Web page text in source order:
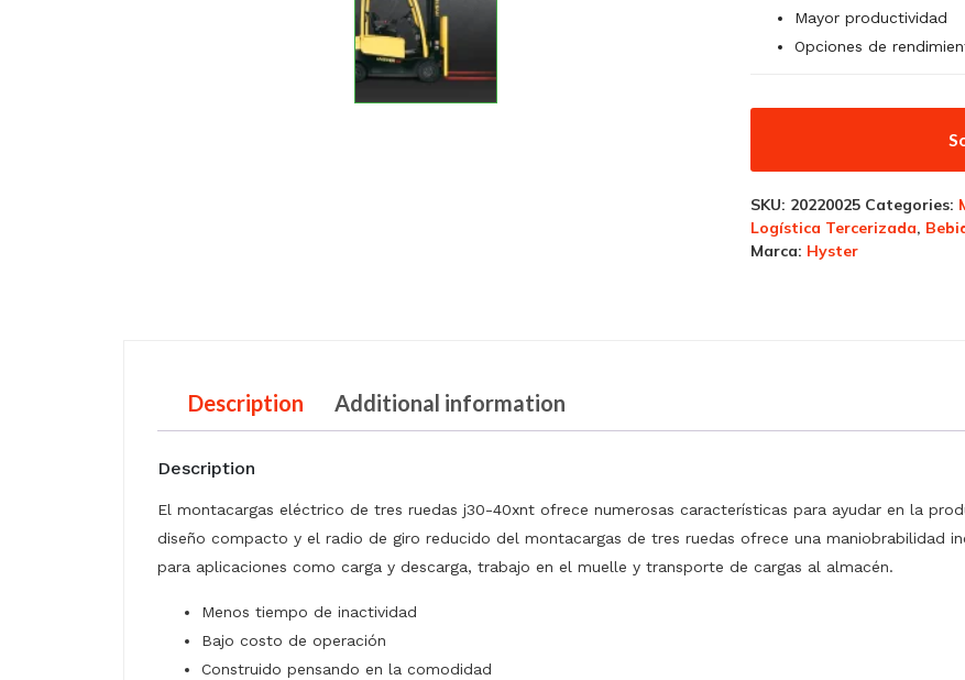
Mayor productividad
Opciones de
SKU: 20220025 Categories:
Logística Tercerizada,
Marca: Hyster
Description Additional information
Description
El montacargas eléctrico de tres ruedas j30-40xnt ofrece numerosas características para ayudar en la
diseño compacto y el radio de giro reducido del montacargas de tres ruedas ofrece una maniobrabilidad
para aplicaciones como carga y descarga, trabajo en el muelle y transporte de cargas al almacén.
Menos tiempo de inactividad
Bajo costo de operación
Construido pensando en la comodidad